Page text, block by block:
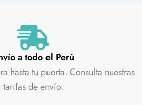
a todo el Perú
hasta tu puerta. Consulta nuestras
tarifas de envío.